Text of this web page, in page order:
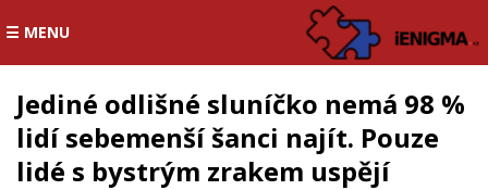
☰ MENU
Jediné odlišné sluníčko nemá 98 %
lidí sebemenší šanci najít. Pouze
lidé s bystrým zrakem uspějí